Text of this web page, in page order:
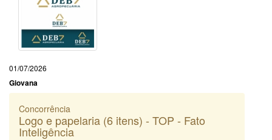
01/07/2026
Giovana
Concorrência
Logo e papelaria (6 itens) - TOP - Fato
Inteligência